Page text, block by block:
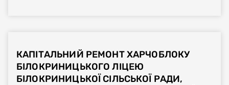
КАПІТАЛЬНИЙ РЕМОНТ ХАРЧОБЛОКУ
БІЛОКРИНИЦЬКОГО ЛІЦЕЮ
БІЛОКРИНИЦЬКОЇ СІЛЬСЬКОЇ РАДИ,